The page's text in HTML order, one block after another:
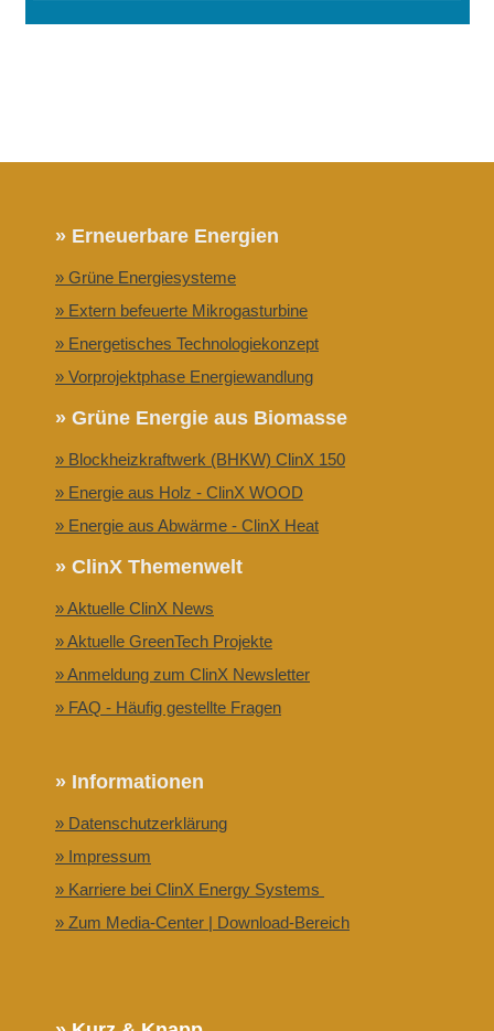
» Erneuerbare Energien
» Grüne Energiesysteme
» Extern befeuerte Mikrogasturbine
» Energetisches Technologiekonzept
» Vorprojektphase Energiewandlung
» Grüne Energie aus Biomasse
» Blockheizkraftwerk (BHKW) ClinX 150
» Energie aus Holz - ClinX WOOD
» Energie aus Abwärme - ClinX Heat
» ClinX Themenwelt
» Aktuelle ClinX News
» Aktuelle GreenTech Projekte
» Anmeldung zum ClinX Newsletter
» FAQ - Häufig gestellte Fragen
» Informationen
» Datenschutzerklärung
» Impressum
» Karriere bei ClinX Energy Systems
» Zum Media-Center | Download-Bereich